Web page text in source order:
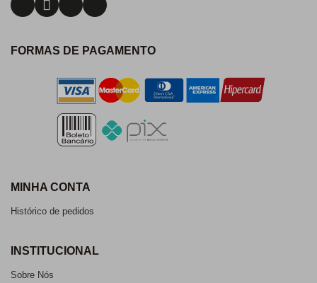
FORMAS DE PAGAMENTO
MINHA CONTA
Histórico de pedidos
INSTITUCIONAL
Sobre Nós